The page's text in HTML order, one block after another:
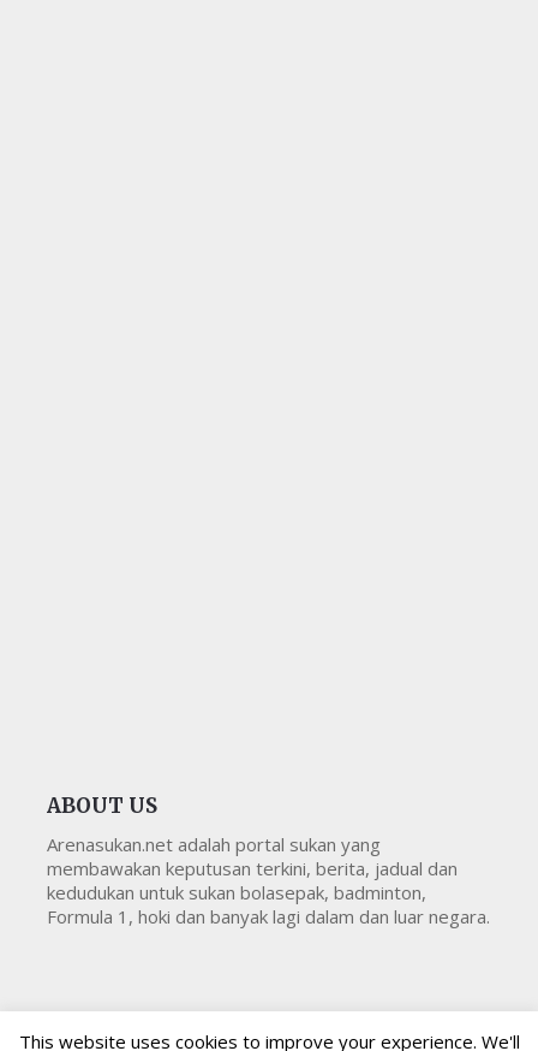
ABOUT US
Arenasukan.net adalah portal sukan yang
membawakan keputusan terkini, berita, jadual dan
kedudukan untuk sukan bolasepak, badminton,
Formula 1, hoki dan banyak lagi dalam dan luar negara.
This website uses cookies to improve your experience. We'll